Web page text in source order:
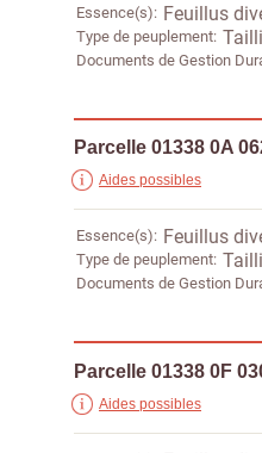
Essence(s) Feuillus
Type de peuplement
Documents de Gestion
Parcelle 01338 0A
Aides possibles
Essence(s) Feuillus
Type de peuplement
Documents de Gestion
Parcelle 01338 0F
Aides possibles